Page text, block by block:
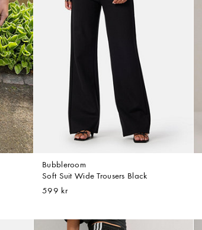
Bubbleroom
Soft Suit Wide Trousers Black
599 kr